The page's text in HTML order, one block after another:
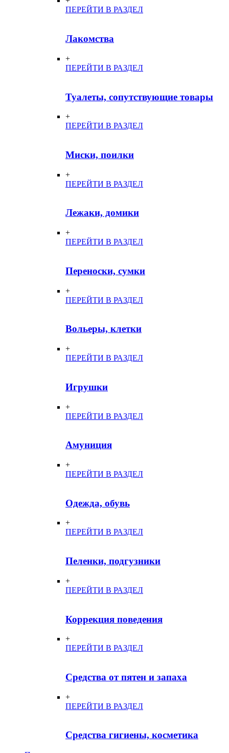
ПЕРЕЙТИ В РАЗДЕЛ
Лакомства
+
ПЕРЕЙТИ В РАЗДЕЛ
Туалеты, сопутствующие товары
+
ПЕРЕЙТИ В РАЗДЕЛ
Миски, поилки
+
ПЕРЕЙТИ В РАЗДЕЛ
Лежаки, домики
+
ПЕРЕЙТИ В РАЗДЕЛ
Переноски, сумки
+
ПЕРЕЙТИ В РАЗДЕЛ
Вольеры, клетки
+
ПЕРЕЙТИ В РАЗДЕЛ
Игрушки
+
ПЕРЕЙТИ В РАЗДЕЛ
Амуниция
+
ПЕРЕЙТИ В РАЗДЕЛ
Одежда, обувь
+
ПЕРЕЙТИ В РАЗДЕЛ
Пеленки, подгузники
+
ПЕРЕЙТИ В РАЗДЕЛ
Коррекция поведения
+
ПЕРЕЙТИ В РАЗДЕЛ
Средства от пятен и запаха
+
ПЕРЕЙТИ В РАЗДЕЛ
Средства гигиены, косметика